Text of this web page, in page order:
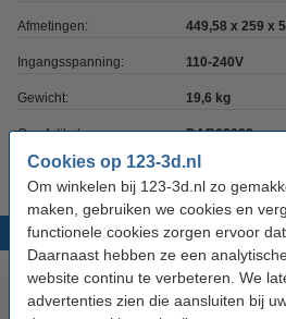
Cookies op 123-3d.nl
Om winkelen bij 123-3d.nl zo
maken, gebruiken we cookies en
functionele cookies zorgen ervoor
Daarnaast hebben ze een
website continu te verbeteren. We
advertenties zien die aansluiten bij
Afmetingen: 449,58 x 259 x
Ingangsspanning: 110-240V
Gewicht: 19,6 kg
Ons Artikelnr: DAR02923
Populaire